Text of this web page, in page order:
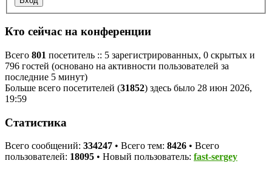
Кто сейчас на конференции
Всего 801 посетитель :: 5 зарегистрированных, 0 скрытых и
796 гостей (основано на активности пользователей за
последние 5 минут)
Больше всего посетителей (31852) здесь было 28 июн 2026,
19:59
Статистика
Всего сообщений: 334247 • Всего тем: 8426 • Всего
пользователей: 18095 • Новый пользователь: fast-sergey